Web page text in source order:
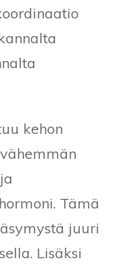
kehon
Tämä
juuri
Lisäksi